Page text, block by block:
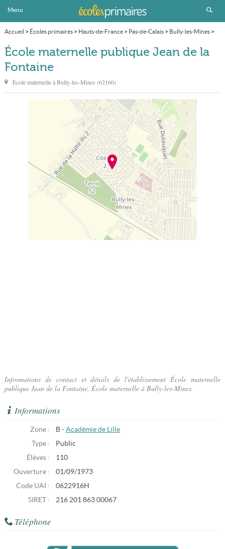
Menu
Accueil > Écoles primaires> Hauts-de-France> Pas-de-Calais> Bully-les-Mines>
École maternelle publique Jean de la Fontaine
École maternelle publique Jean de la
Fontaine
École maternelle àBully-les-Mines (62160)
Informations de contact et détails de l'établissement École maternelle
publique Jean de la Fontaine, École maternelle à Bully-les-Mines.
Informations
Zone : B - Académie de Lille
Type :
Public
Élèves :
110
Ouverture :
01/09/1973
Code UAI :
0622916H
SIRET :
216 201 863 00067
Téléphone